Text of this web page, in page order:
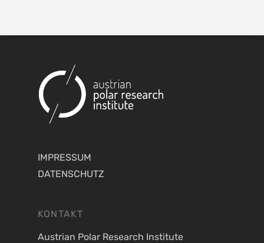
IMPRESSUM
DATENSCHUTZ
KONTAKT
Austrian Polar Research Institute